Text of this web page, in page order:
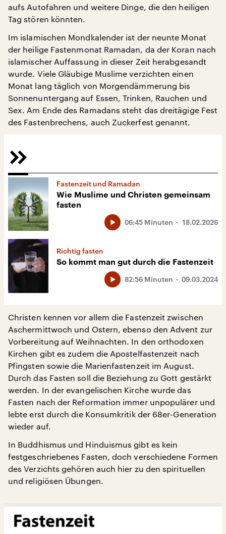
aufs Autofahren und weitere Dinge, die den heiligen
Tag stören könnten.
Im islamischen Mondkalender ist der neunte Monat
der heilige Fastenmonat Ramadan, da der Koran nach
islamischer Auffassung in dieser Zeit herabgesandt
wurde. Viele Gläubige Muslime verzichten einen
Monat lang täglich von Morgendämmerung bis
Sonnenuntergang auf Essen, Trinken, Rauchen und
Sex. Am Ende des Ramadans steht das dreitägige Fest
des Fastenbrechens, auch Zuckerfest genannt.
Fastenzeit und Ramadan
Wie Muslime und Christen gemeinsam
fasten
18.02.2026
06:45 Minuten
Richtig fasten
So kommt man gut durch die Fastenzeit
09.03.2024
82:56 Minuten
Christen kennen vor allem die Fastenzeit zwischen
Aschermittwoch und Ostern, ebenso den Advent zur
Vorbereitung auf Weihnachten. In den orthodoxen
Kirchen gibt es zudem die Apostelfastenzeit nach
Pfingsten sowie die Marienfastenzeit im August.
Durch das Fasten soll die Beziehung zu Gott gestärkt
werden. In der evangelischen Kirche wurde das
Fasten nach der Reformation immer unpopulärer und
lebte erst durch die Konsumkritik der 68er-Generation
wieder auf.
In Buddhismus und Hinduismus gibt es kein
festgeschriebenes Fasten, doch verschiedene Formen
des Verzichts gehören auch hier zu den spirituellen
und religiösen Übungen.